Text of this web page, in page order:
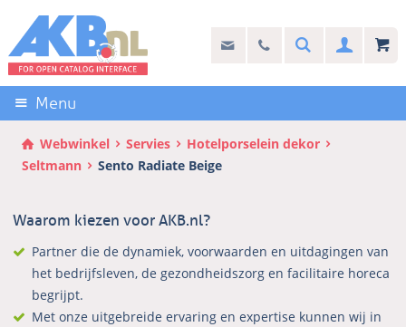
links
over
Direct
naar
de
inhoud
Direct
hoofdmenu
info@akb.nl
Stel uw vraag
030 69 50 814Search
Menu
Webwinkel Servies
Hotelporselein dekor
Seltmann
Sento Radiate Beige
Waarom kiezen voor AKB.nl?
Partner die de dynamiek, voorwaarden en uitdagingen van
het bedrijfsleven, de gezondheidszorg en facilitaire horeca
begrijpt.
Met onze uitgebreide ervaring en expertise kunnen wij in